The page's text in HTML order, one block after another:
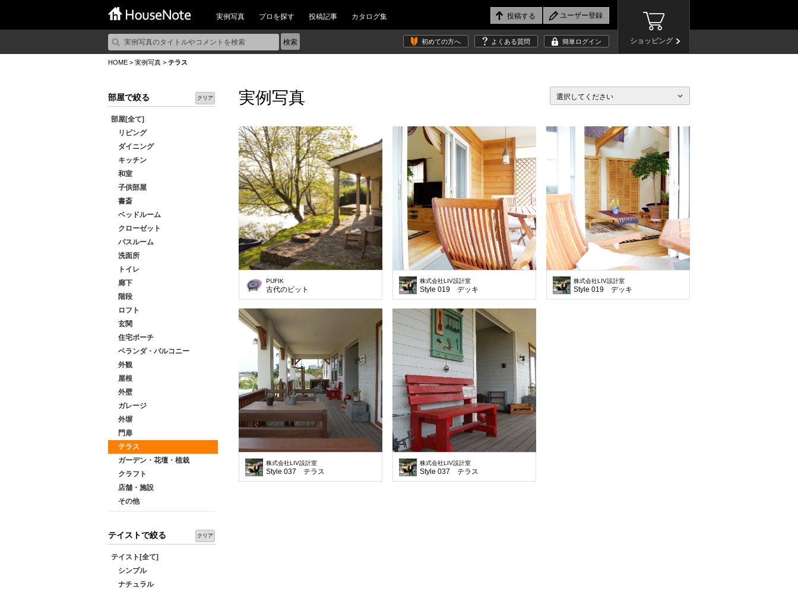
実例写真 プロを探す 投稿記事 カタログ集
ショッピング
初めての方へ よくある質問 簡単ログイン
HOME > 実例写真 > テラス
部屋で絞る クリア
部屋[全て]
リビング
ダイニング
キッチン
和室
子供部屋
書斎
ベッドルーム
クローゼット
バスルーム
洗面所
トイレ
廊下
階段
ロフト
玄関
住宅ポーチ
ベランダ・バルコニー
外観
屋根
外壁
ガレージ
外塀
門扉
テラス
ガーデン・花壇・植栽
クラフト
店舗・施設
その他
テイストで絞る クリア
テイスト[全て]
シンプル
ナチュラル
実例写真 選択してください
PUFIK
古代のビット
株式会社LIV設計室
Style 019 デッキ
株式会社LIV設計室
Style 019 デッキ
株式会社LIV設計室
Style 037 テラス
株式会社LIV設計室
Style 037 テラス